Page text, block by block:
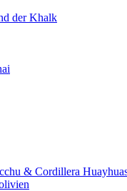
der Khalk
& Cordillera